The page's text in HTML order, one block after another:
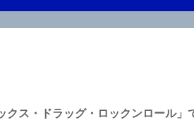
クス・ドラッグ・ロックンロール」